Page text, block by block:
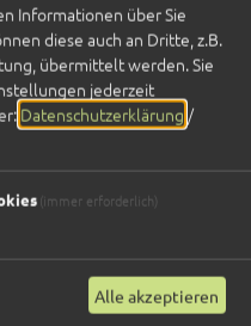
Informationen über Sie
diese auch an Dritte, z.B.
übermittelt werden. Sie
jederzeit
Datenschutzerklärung /
(immer erforderlich)
Alle akzeptieren